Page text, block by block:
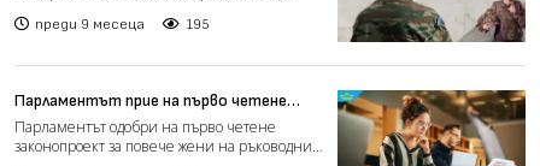
преди 9 месеца 195
Парламентът прие на първо четене
квоти за жени на ръководни позиции
(видео)
Парламентът одобри на първо четене
законопроект за повече жени на ръководни